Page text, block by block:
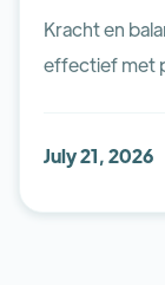
Kracht en
effectief met
July 21, 2026